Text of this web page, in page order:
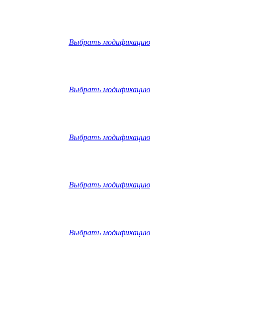
Выбрать модификацию
Выбрать модификацию
Выбрать модификацию
Выбрать модификацию
Выбрать модификацию